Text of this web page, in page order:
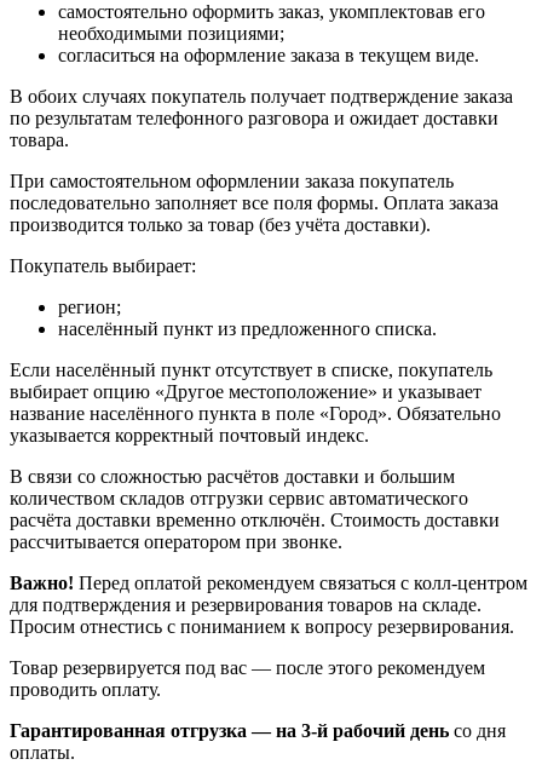
самостоятельно оформить заказ, укомплектовав его
необходимыми позициями;
согласиться на оформление заказа в текущем виде.
В обоих случаях покупатель получает подтверждение заказа
по результатам телефонного разговора и ожидает доставки
товара.
При самостоятельном оформлении заказа покупатель
последовательно заполняет все поля формы. Оплата заказа
производится только за товар (без учёта доставки).
Покупатель выбирает:
регион;
населённый пункт из предложенного списка.
Если населённый пункт отсутствует в списке, покупатель
выбирает опцию «Другое местоположение» и указывает
название населённого пункта в поле «Город». Обязательно
указывается корректный почтовый индекс.
В связи со сложностью расчётов доставки и большим
количеством складов отгрузки сервис автоматического
расчёта доставки временно отключён. Стоимость доставки
рассчитывается оператором при звонке.
Важно! Перед оплатой рекомендуем связаться с колл‑центром
для подтверждения и резервирования товаров на складе.
Просим отнестись с пониманием к вопросу резервирования.
Товар резервируется под вас — после этого рекомендуем
проводить оплату.
Гарантированная отгрузка — на 3‑й рабочий день со дня
оплаты.